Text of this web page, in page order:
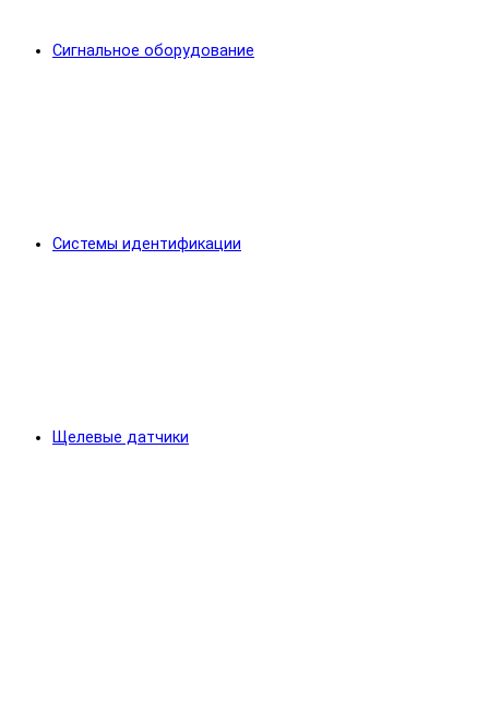
Сигнальное оборудование
Системы идентификации
Щелевые датчики